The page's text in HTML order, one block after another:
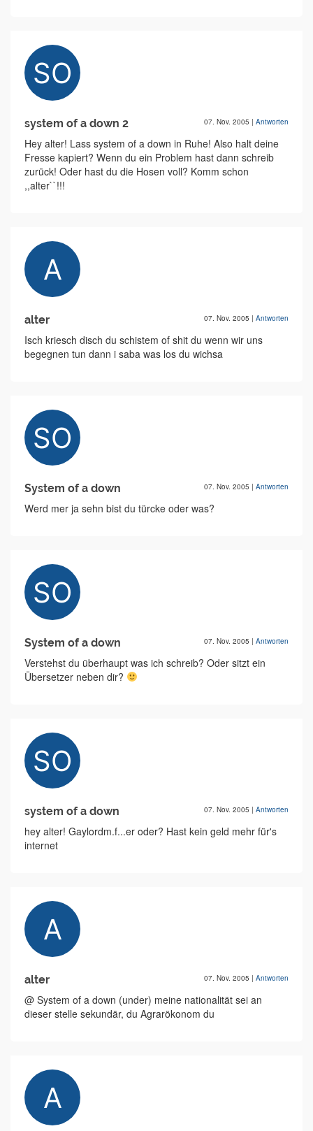
system of a down 2 07. Nov. 2005 | Antworten
Hey alter! Lass system of a down in Ruhe! Also halt deine
Fresse kapiert? Wenn du ein Problem hast dann schreib
zurück! Oder hast du die Hosen voll? Komm schon
,,alter``!!!
alter 07. Nov. 2005 | Antworten
Isch kriesch disch du schistem of shit du wenn wir uns
begegnen tun dann i saba was los du wichsa
System of a down 07. Nov. 2005 | Antworten
Werd mer ja sehn bist du türcke oder was?
System of a down 07. Nov. 2005 | Antworten
Verstehst du überhaupt was ich schreib? Oder sitzt ein
Übersetzer neben dir?
system of a down 07. Nov. 2005 | Antworten
hey alter! Gaylordm.f...er oder? Hast kein geld mehr für's
internet
alter 07. Nov. 2005 | Antworten
@ System of a down (under) meine nationalität sei an
dieser stelle sekundär, du Agrarökonom du